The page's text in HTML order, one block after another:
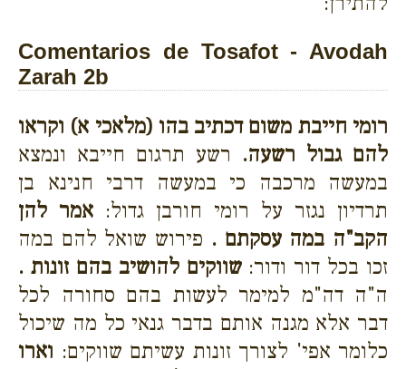
Comentarios de Tosafot - Avodah
Zarah 2b
רומי חייבת משום דכתיב בהו (מלאכי א) וקראו
להם גבול רשעה. רשע תרגום חייבא ונמצא
במעשה מרכבה כי במעשה דרבי חנינא בן
תרדיון נגזר על רומי חורבן גדול: אמר להן
הקב"ה במה עסקתם . פירוש שואל להם במה
זכו בכל דור ודור:שווקים להושיב בהם זונות .
ה"ה דה"מ למימר לעשות בהם סחורה לכל
דבר אלא מגנה אותם בדבר גנאי כל מה שיכול
כלומר אפי' לצורך זונות עשיתם שווקים: וארו